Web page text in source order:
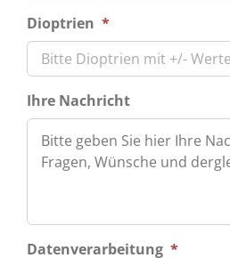
Dioptrien *
Ihre Nachricht
Datenverarbeitung *